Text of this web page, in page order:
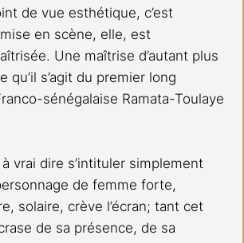
de vue esthétique, c’est
en scène, elle, est
Une maîtrise d’autant plus
qu’il s’agit du premier long
sénégalaise Ramata-Toulaye
vrai dire s’intituler simplement
de femme forte,
solaire, crève l’écran; tant cet
de sa présence, de sa